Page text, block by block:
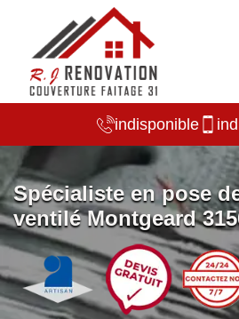
indisponible
Spécialiste en pose
ventilé Montgeard